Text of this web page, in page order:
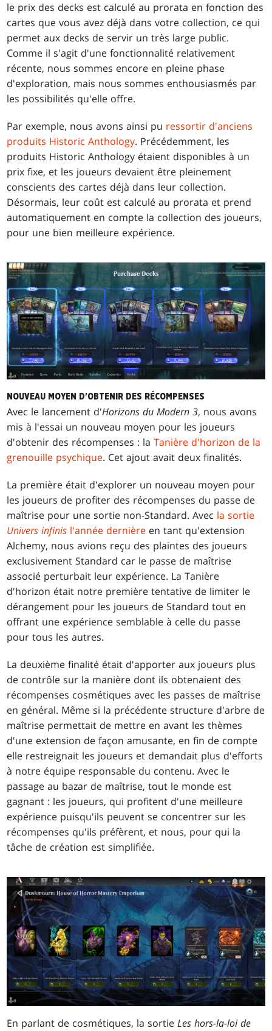
le prix des decks est calculé au prorata en fonction des
cartes que vous avez déjà dans votre collection, ce qui
permet aux decks de servir un très large public.
Comme il s'agit d'une fonctionnalité relativement
récente, nous sommes encore en pleine phase
d'exploration, mais nous sommes enthousiasmés par
les possibilités qu'elle offre.
Par exemple, nous avons ainsi pu ressortir d'anciens
produits Historic Anthology. Précédemment, les
produits Historic Anthology étaient disponibles à un
prix fixe, et les joueurs devaient être pleinement
conscients des cartes déjà dans leur collection.
Désormais, leur coût est calculé au prorata et prend
automatiquement en compte la collection des joueurs,
pour une bien meilleure expérience.
NOUVEAU MOYEN D'OBTENIR DES RÉCOMPENSES
Avec le lancement d'Horizons du Modern 3, nous avons
mis à l'essai un nouveau moyen pour les joueurs
d'obtenir des récompenses : laTanière d'horizon de la
grenouille psychique. Cet ajout avait deux finalités.
La première était d'explorer un nouveau moyen pour
les joueurs de profiter des récompenses du passe de
maîtrise pour une sortie non-Standard. Avec la sortie
Univers infinis l'année dernière en tant qu'extension
Alchemy, nous avions reçu des plaintes des joueurs
exclusivement Standard car le passe de maîtrise
associé perturbait leur expérience. La Tanière
d'horizon était notre première tentative de limiter le
dérangement pour les joueurs de Standard tout en
offrant une expérience semblable à celle du passe
pour tous les autres.
La deuxième finalité était d'apporter aux joueurs plus
de contrôle sur la manière dont ils obtenaient des
récompenses cosmétiques avec les passes de maîtrise
en général. Même si la précédente structure d'arbre de
maîtrise permettait de mettre en avant les thèmes
d'une extension de façon amusante, en fin de compte
elle restreignait les joueurs et demandait plus d'efforts
à notre équipe responsable du contenu. Avec le
passage au bazar de maîtrise, tout le monde est
gagnant : les joueurs, qui profitent d'une meilleure
expérience puisqu'ils peuvent se concentrer sur les
récompenses qu'ils préfèrent, et nous, pour qui la
tâche de création est simplifiée.
En parlant de cosmétiques, la sortieLes hors-la-loi de